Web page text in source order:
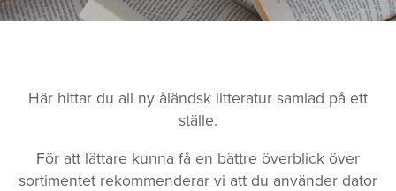
Här hittar du all ny åländsk litteratur samlad på ett
ställe.
För att lättare kunna få en bättre överblick över
sortimentet rekommenderar vi att du använder dator